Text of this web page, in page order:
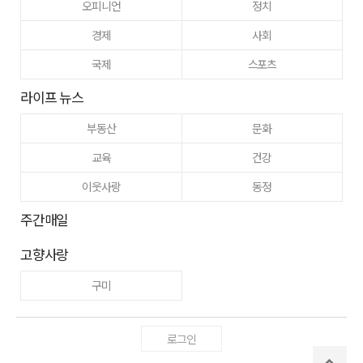
오피니언
정치
경제
사회
국제
스포츠
라이프 뉴스
부동산
문화
교육
건강
이웃사랑
동정
주간매일
고향사랑
구미
로그인